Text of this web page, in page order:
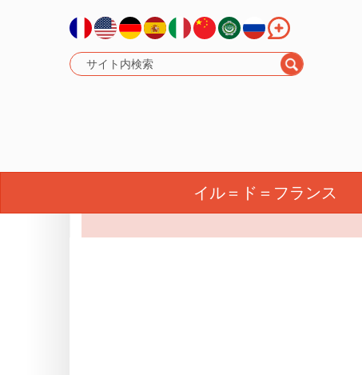
イル＝ド＝フランス
グラン・エスト